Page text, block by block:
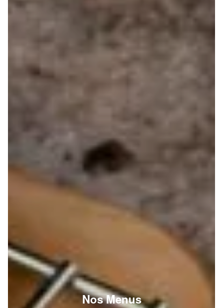
Nos Menus